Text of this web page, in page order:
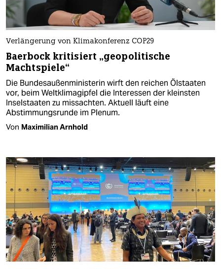
Verlängerung von Klimakonferenz COP29
Baerbock kritisiert „geopolitische
Machtspiele“
Die Bundesaußenministerin wirft den reichen Ölstaaten
vor, beim Weltklimagipfel die Interessen der kleinsten
Inselstaaten zu missachten. Aktuell läuft eine
Abstimmungsrunde im Plenum.
Von Maximilian Arnhold